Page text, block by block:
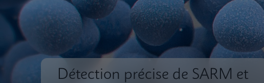
Détection précise de SARM et